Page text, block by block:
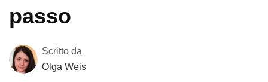
passo
Scritto da
Olga Weis